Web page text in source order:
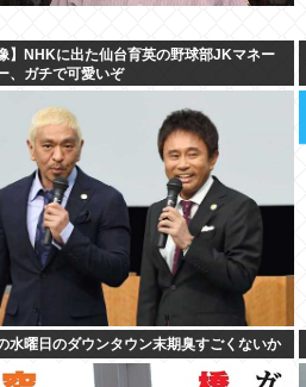
像】NHKに出た仙台育英の野球部JKマネー
、ガチで可愛いぞ
水曜日のダウンタウン末期臭すごくないか